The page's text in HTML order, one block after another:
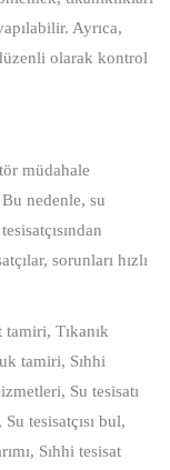
Ayrıca,
olarak kontrol
müdahale
nedenle, su
sorunları hızlı
tamiri, Tıkanık
tamiri, Sıhhi
Su tesisatı
tesisatçısı bul,
Sıhhi tesisat